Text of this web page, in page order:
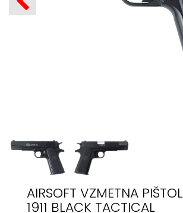
AIRSOFT VZMETNA
1911 BLACK TACTICAL